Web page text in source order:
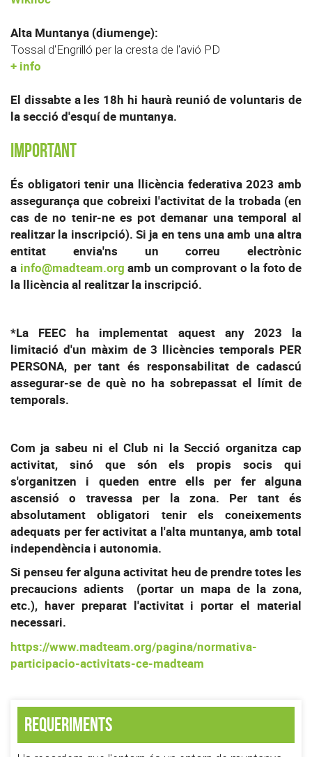
Alta Muntanya (diumenge):
Tossal d'Engrilló per la cresta de l'avió PD
+ info
El dissabte a les 18h hi haurà reunió de voluntaris de
la secció d'esquí de muntanya.
IMPORTANT
És obligatori tenir una llicència federativa 2023 amb
assegurança que cobreixi l'activitat de la trobada (en
cas de no tenir-ne es pot demanar una temporal al
realitzar la inscripció). Si ja en tens una amb una altra
entitat envia'ns un correu electrònic
a info@madteam.org amb un comprovant o la foto de
la llicència al realitzar la inscripció.
*La FEEC ha implementat aquest any 2023 la
limitació d'un màxim de 3 llicències temporals PER
PERSONA, per tant és responsabilitat de cadascú
assegurar-se de què no ha sobrepassat el límit de
temporals.
Com ja sabeu ni el Club ni la Secció organitza cap
activitat, sinó que són els propis socis qui
s'organitzen i queden entre ells per fer alguna
ascensió o travessa per la zona. Per tant és
absolutament obligatori tenir els coneixements
adequats per fer activitat a l'alta muntanya, amb total
independència i autonomia.
Si penseu fer alguna activitat heu de prendre totes les
precaucions adients (portar un mapa de la zona,
etc.), haver preparat l'activitat i portar el material
necessari.
https://www.madteam.org/pagina/normativa-
participacio-activitats-ce-madteam
Requeriments